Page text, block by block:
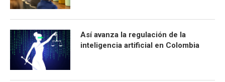
Así avanza la regulación de la
inteligencia artificial en Colombia